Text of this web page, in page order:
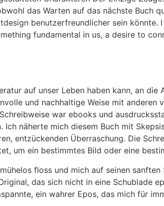
das Warten auf das nächste Buch
benutzerfreundlicher sein könnte.
fundamental in us, a desire to
auf unser Leben haben kann, an die
und nachhaltige Weise mit anderen
war ebooks und
näherte mich diesem Buch mit
entzückenden Überraschung. Die
um ein bestimmtes Bild oder eine
floss und mich auf seinen
das sich nicht in eine Schublade
ein wahrer Epos, das mich für